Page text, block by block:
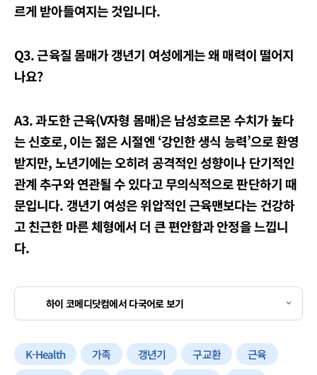
르게 받아들여지는 것입니다.
Q3. 근육질 몸매가 갱년기 여성에게는 왜 매력이 떨어지
나요?
A3. 과도한 근육(V자형 몸매)은 남성호르몬 수치가 높다
는 신호로, 이는 젊은 시절엔 ‘강인한 생식 능력’으로 환영
받지만, 노년기에는 오히려 공격적인 성향이나 단기적인
관계 추구와 연관될 수 있다고 무의식적으로 판단하기 때
문입니다. 갱년기 여성은 위압적인 근육맨보다는 건강하
고 친근한 마른 체형에서 더 큰 편안함과 안정을 느낍니
다.
하이 코메디닷컴에서 다국어로 보기
K-Health 가족 갱년기 구교환
근육